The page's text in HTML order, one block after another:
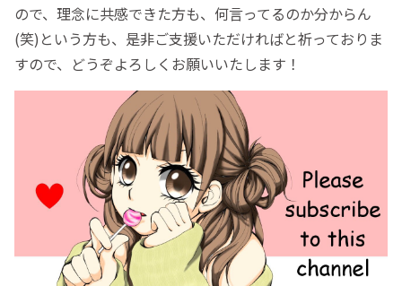
ので、理念に共感できた方も、何言ってるのか分からん
(笑)という方も、是非ご支援いただければと祈っておりま
すので、どうぞよろしくお願いいたします！